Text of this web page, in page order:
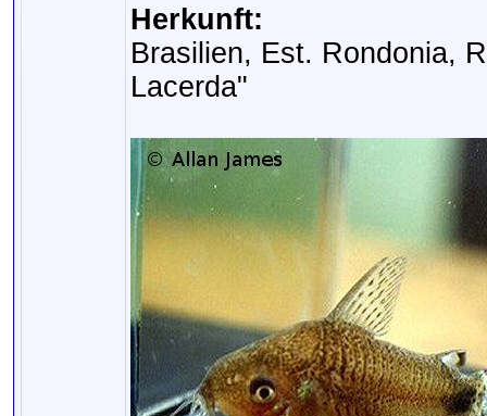
Herkunft:
Brasilien, Est. Rondonia,
Lacerda"